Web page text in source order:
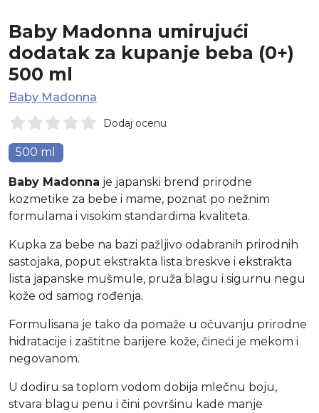
Baby Madonna umirujući
dodatak za kupanje beba (0+)
500 ml
Baby Madonna
Dodaj ocenu
500 ml
Baby Madonna je japanski brend prirodne
kozmetike za bebe i mame, poznat po nežnim
formulama i visokim standardima kvaliteta.
Kupka za bebe na bazi pažljivo odabranih prirodnih
sastojaka, poput ekstrakta lista breskve i ekstrakta
lista japanske mušmule, pruža blagu i sigurnu negu
kože od samog rođenja.
Formulisana je tako da pomaže u očuvanju prirodne
hidratacije i zaštitne barijere kože, čineći je mekom i
negovanom.
U dodiru sa toplom vodom dobija mlečnu boju,
stvara blagu penu i čini površinu kade manje